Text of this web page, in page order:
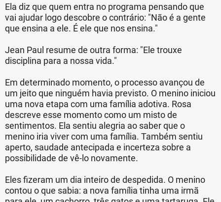
Ela diz que quem entra no programa pensando que
vai ajudar logo descobre o contrário: "Não é a gente
que ensina a ele. É ele que nos ensina."
Jean Paul resume de outra forma: "Ele trouxe
disciplina para a nossa vida."
Em determinado momento, o processo avançou de
um jeito que ninguém havia previsto. O menino iniciou
uma nova etapa com uma família adotiva. Rosa
descreve esse momento como um misto de
sentimentos. Ela sentiu alegria ao saber que o
menino iria viver com uma família. Também sentiu
aperto, saudade antecipada e incerteza sobre a
possibilidade de vê-lo novamente.
Eles fizeram um dia inteiro de despedida. O menino
contou o que sabia: a nova família tinha uma irmã